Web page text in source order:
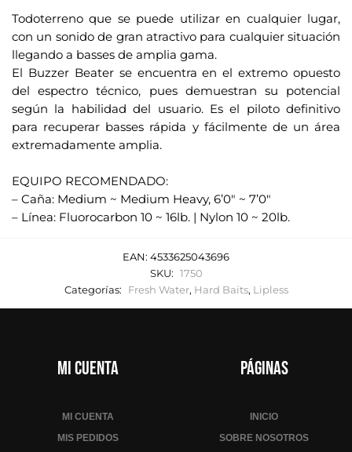
Todoterreno que se puede utilizar en cualquier lugar,
con un sonido de gran atractivo para cualquier situación
llegando a basses de amplia gama.
El Buzzer Beater se encuentra en el extremo opuesto
del espectro técnico, pues demuestran su potencial
según la habilidad del usuario. Es el piloto definitivo
para recuperar basses rápida y fácilmente de un área
extremadamente amplia.
EQUIPO RECOMENDADO:
– Caña: Medium ~ Medium Heavy, 6’0" ~ 7’0"
– Línea: Fluorocarbon 10 ~ 16lb. | Nylon 10 ~ 20lb.
EAN: 4533625043696
SKU: 1750
Categorías:
Fresh Water, Hard Baits, Lipless
Mi cuenta
MI CUENTA
MIS PEDIDOS
Páginas
INICIO
SOBRE NOSOTROS